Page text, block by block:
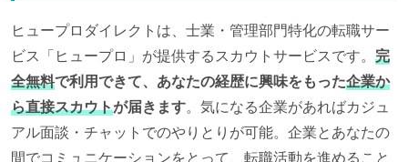
ヒュープロダイレクトは、士業・管理部門特化の転職サー
ビス「ヒュープロ」が提供するスカウトサービスです。 完
全無料で利用できて、あなたの経歴に興味をもった企業か
ら直接スカウトが届きます。気になる企業があればカジュ
アル面談・チャットでのやりとりが可能。企業とあなたの
間でコミュニケーションをとって、転職活動を進めること